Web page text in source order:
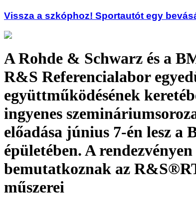
Vissza a szkóphoz! Sportautót egy
A Rohde & Schwarz és a
R&S Referencialabor
együttműködésének
ingyenes
előadása június 7-én lesz a
épületében. A rendezvényen
bemutatkoznak az
műszerei